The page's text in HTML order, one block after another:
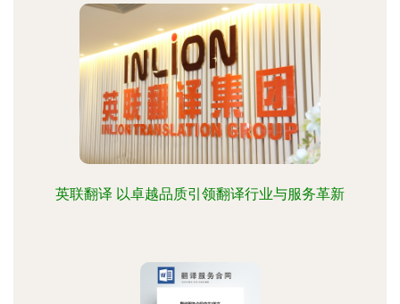
英联翻译 以卓越品质引领翻译行业与服务革新